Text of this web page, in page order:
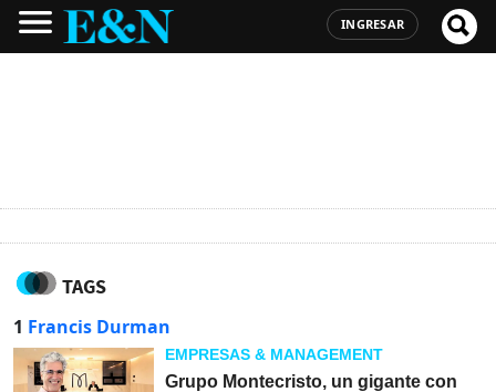
INGRESAR
TAGS
1 Francis Durman
EMPRESAS & MANAGEMENT
Grupo Montecristo, un gigante con